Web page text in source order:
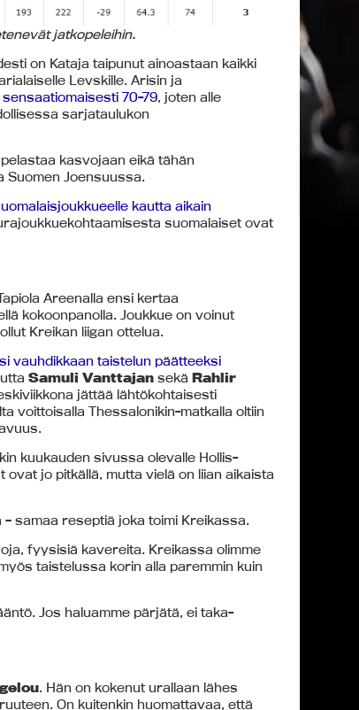
jatkopeleihin.
on Kataja taipunut ainoastaan kaikki
Levskille. Arisin ja
70-79, joten alle
sarjataulukon
kasvojaan eikä tähän
Suomen Joensuussa.
kautta aikain
suomalaiset ovat
Areenalla ensi kertaa
kokoonpanolla. Joukkue on voinut
Kreikan liigan ottelua.
vauhdikkaan taistelun päätteeksi
Samuli Vanttajan sekäRahlir
jättää lähtökohtaisesti
voittoisalla Thessalonikin-matkalla oltiin
kuukauden sivussa olevalle Hollis-
jo pitkällä, mutta vielä on liian aikaista
samaa reseptiä joka toimi Kreikassa.
fyysisiä kavereita. Kreikassa olimme
taistelussa korin alla paremmin kuin
Jos haluamme pärjätä, ei taka-
. Hän on kokenut urallaan lähes
On kuitenkin huomattavaa, että